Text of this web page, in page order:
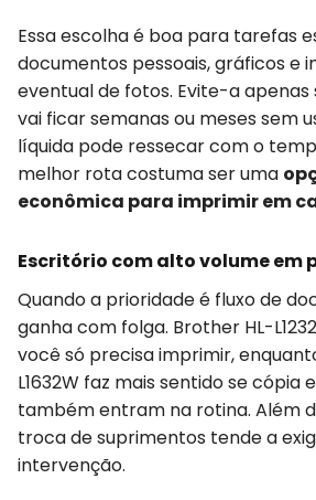
Essa escolha é boa para tarefas
documentos pessoais, gráficos e
eventual de fotos. Evite-a apenas
vai ficar semanas ou meses sem
líquida pode ressecar com o
melhor rota costuma ser uma
econômica para imprimir em
Escritório com alto volume em
Quando a prioridade é fluxo de
ganha com folga. Brother HL-
você só precisa imprimir,
L1632W faz mais sentido se cópia
também entram na rotina. Além
troca de suprimentos tende a
intervenção.